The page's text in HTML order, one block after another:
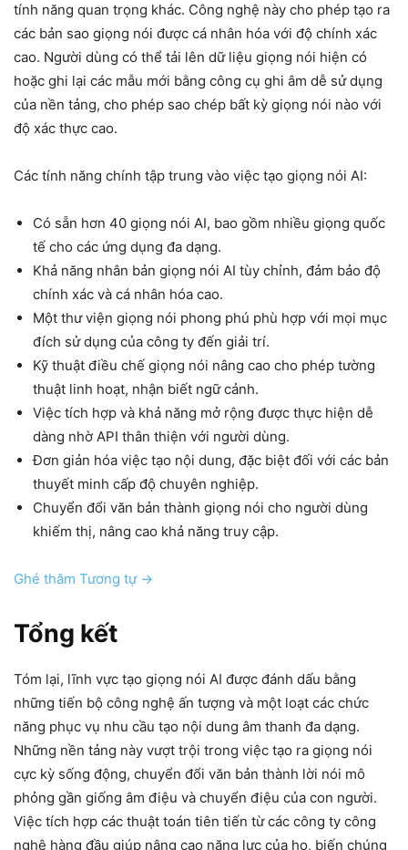
tính năng quan trọng khác. Công nghệ này cho phép tạo ra
các bản sao giọng nói được cá nhân hóa với độ chính xác
cao. Người dùng có thể tải lên dữ liệu giọng nói hiện có
hoặc ghi lại các mẫu mới bằng công cụ ghi âm dễ sử dụng
của nền tảng, cho phép sao chép bất kỳ giọng nói nào với
độ xác thực cao.
Các tính năng chính tập trung vào việc tạo giọng nói AI:
Có sẵn hơn 40 giọng nói AI, bao gồm nhiều giọng quốc
tế cho các ứng dụng đa dạng.
Khả năng nhân bản giọng nói AI tùy chỉnh, đảm bảo độ
chính xác và cá nhân hóa cao.
Một thư viện giọng nói phong phú phù hợp với mọi mục
đích sử dụng của công ty đến giải trí.
Kỹ thuật điều chế giọng nói nâng cao cho phép tường
thuật linh hoạt, nhận biết ngữ cảnh.
Việc tích hợp và khả năng mở rộng được thực hiện dễ
dàng nhờ API thân thiện với người dùng.
Đơn giản hóa việc tạo nội dung, đặc biệt đối với các bản
thuyết minh cấp độ chuyên nghiệp.
Chuyển đổi văn bản thành giọng nói cho người dùng
khiếm thị, nâng cao khả năng truy cập.
Ghé thăm Tương tự →
Tổng kết
Tóm lại, lĩnh vực tạo giọng nói AI được đánh dấu bằng
những tiến bộ công nghệ ấn tượng và một loạt các chức
năng phục vụ nhu cầu tạo nội dung âm thanh đa dạng.
Những nền tảng này vượt trội trong việc tạo ra giọng nói
cực kỳ sống động, chuyển đổi văn bản thành lời nói mô
phỏng gần giống âm điệu và chuyển điệu của con người.
Việc tích hợp các thuật toán tiên tiến từ các công ty công
nghệ hàng đầu giúp nâng cao năng lực của họ, biến chúng